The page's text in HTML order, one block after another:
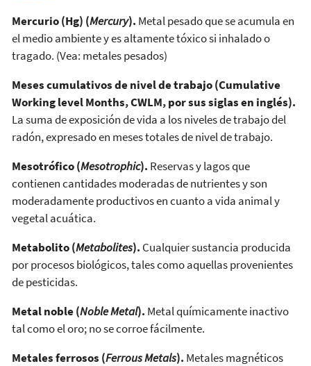
Mercurio (Hg) (Mercury). Metal pesado que se acumula en
el medio ambiente y es altamente tóxico si inhalado o
tragado. (Vea: metales pesados)
Meses cumulativos de nivel de trabajo (Cumulative
Working level Months, CWLM, por sus siglas en inglés).
La suma de exposición de vida a los niveles de trabajo del
radón, expresado en meses totales de nivel de trabajo.
Mesotrófico (Mesotrophic). Reservas y lagos que
contienen cantidades moderadas de nutrientes y son
moderadamente productivos en cuanto a vida animal y
vegetal acuática.
Metabolito (Metabolites). Cualquier sustancia producida
por procesos biológicos, tales como aquellas provenientes
de pesticidas.
Metal noble (Noble Metal). Metal químicamente inactivo
tal como el oro; no se corroe fácilmente.
Metales ferrosos (Ferrous Metals). Metales magnéticos